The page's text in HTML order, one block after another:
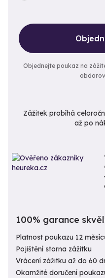
Objednejte poukaz na
Zážitek probíhá
až po
100% garance
Platnost poukazu 12
Pojištění storna zážitku
Vrácení zážitku až do 60
Okamžité doručení